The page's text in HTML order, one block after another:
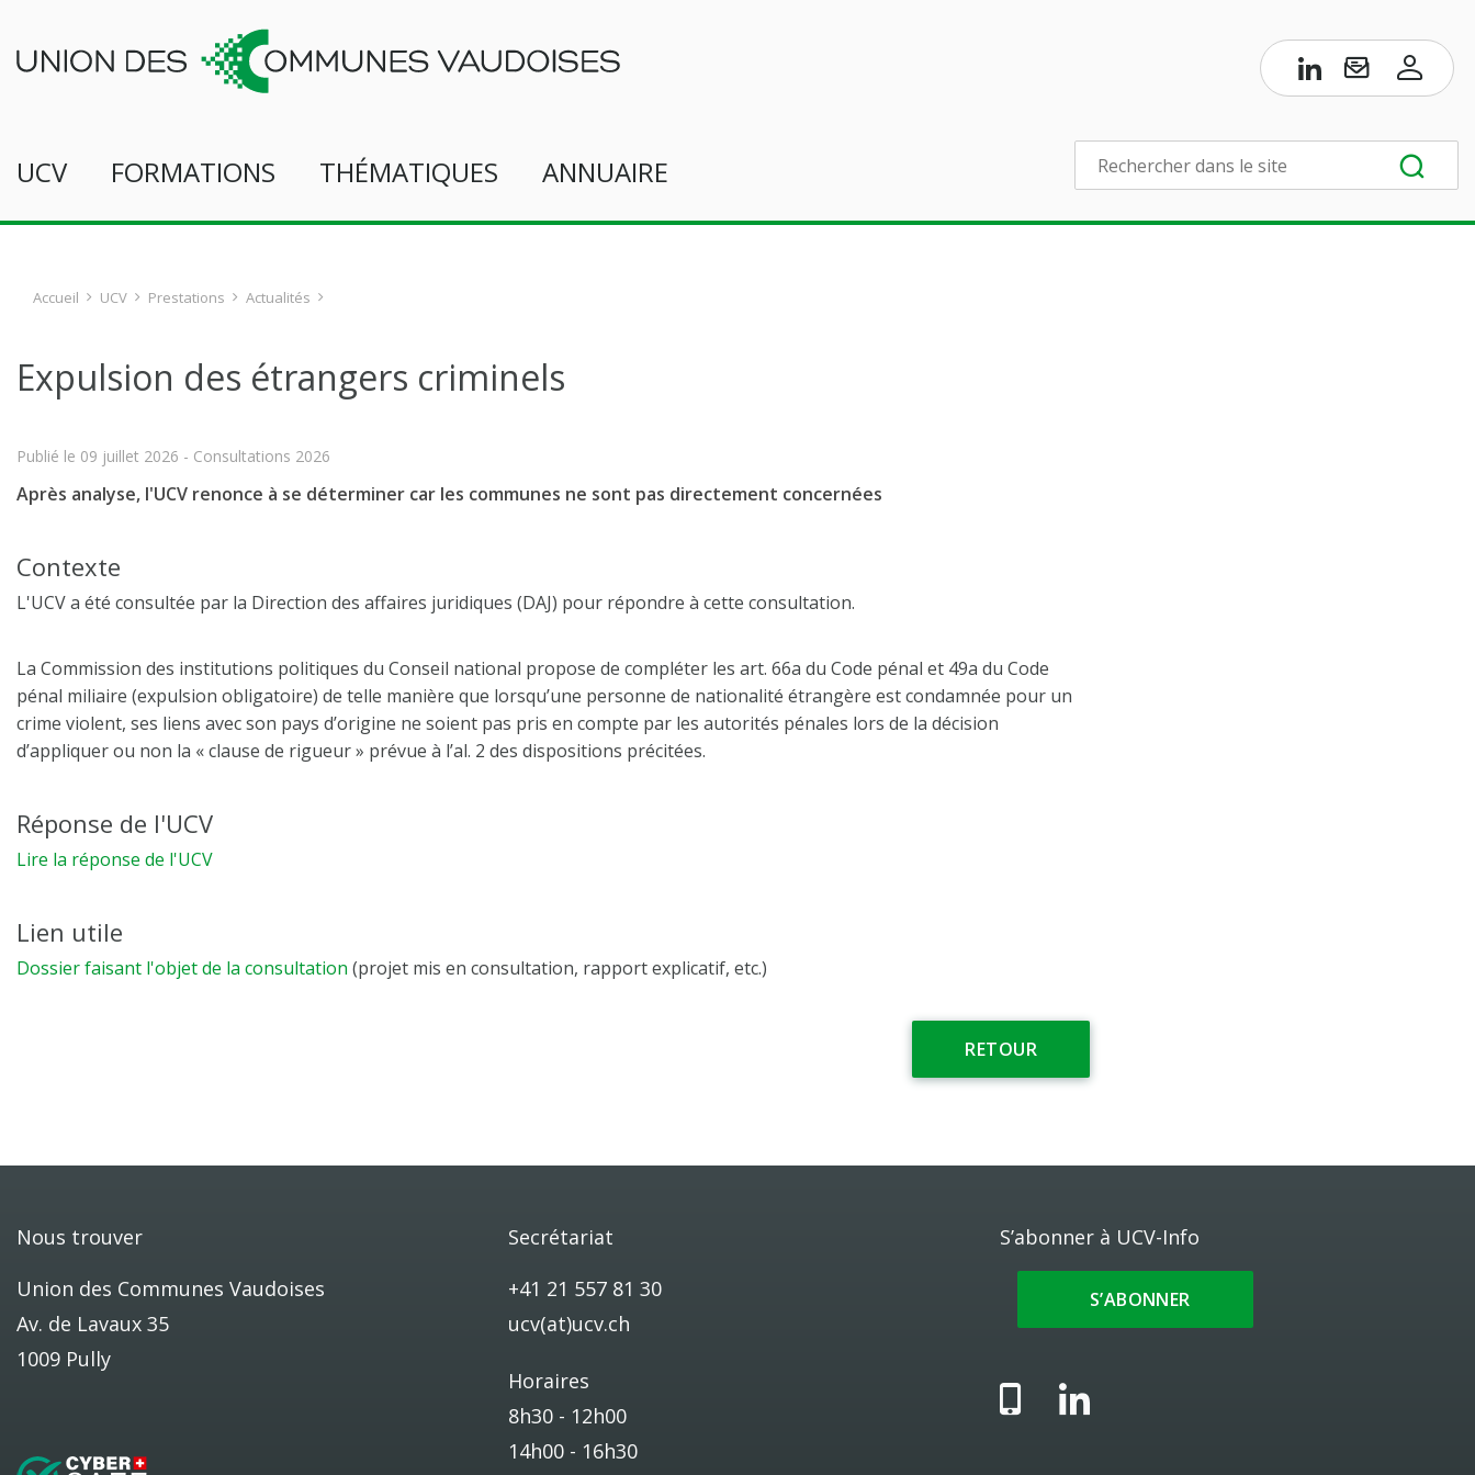
UCV FORMATIONS THÉMATIQUES ANNUAIRE
Accueil UCV Prestations Actualités
Expulsion des étrangers criminels
Publié le 09 juillet 2026 - Consultations 2026
Après analyse, l'UCV renonce à se déterminer car les communes ne sont pas directement concernées
Contexte
L'UCV a été consultée par la Direction des affaires juridiques (DAJ) pour répondre à cette consultation.
La Commission des institutions politiques du Conseil national propose de compléter les art. 66a du Code pénal et 49a du Code
pénal miliaire (expulsion obligatoire) de telle manière que lorsqu’une personne de nationalité étrangère est condamnée pour un
crime violent, ses liens avec son pays d’origine ne soient pas pris en compte par les autorités pénales lors de la décision
d’appliquer ou non la « clause de rigueur » prévue à l’al. 2 des dispositions précitées.
Réponse de l'UCV
Lire la réponse de l'UCV
Lien utile
Dossier faisant l'objet de la consultation (projet mis en consultation, rapport explicatif, etc.)
RETOUR
Nous trouver
Union des Communes Vaudoises
Av. de Lavaux 35
1009 Pully
Secrétariat
+41 21 557 81 30
ucv(at)ucv.ch
Horaires
8h30 - 12h00
14h00 - 16h30
S’abonner à UCV-Info
S’ABONNER